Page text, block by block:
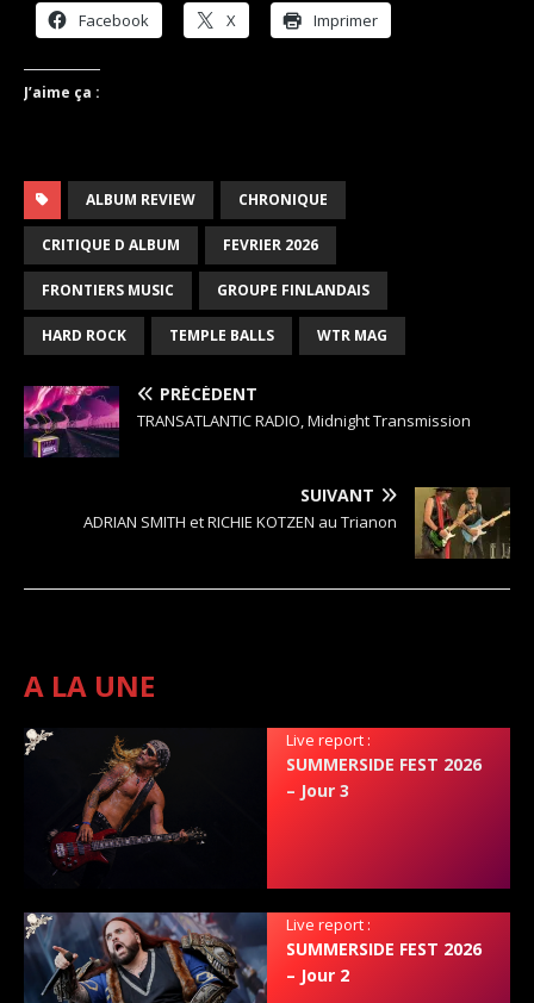
Facebook X Imprimer
J’aime ça :
ALBUM REVIEW CHRONIQUE
CRITIQUE D ALBUM FEVRIER 2026
FRONTIERS MUSIC GROUPE FINLANDAIS
HARD ROCK TEMPLE BALLS WTR MAG
PRÉCÉDENT
TRANSATLANTIC RADIO, Midnight Transmission
SUIVANT
ADRIAN SMITH et RICHIE KOTZEN au Trianon
A LA UNE
Live report :
SUMMERSIDE FEST 2026
– Jour 3
Live report :
SUMMERSIDE FEST 2026
– Jour 2